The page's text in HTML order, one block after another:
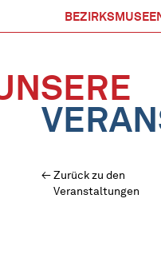
Zurück zu den
Veranstaltungen